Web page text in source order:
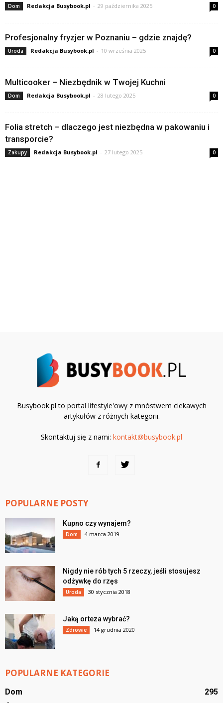
Dom Redakcja Busybook.pl - 29 października 2025 0
Profesjonalny fryzjer w Poznaniu – gdzie znajdę?
Uroda Redakcja Busybook.pl - 10 września 2025 0
Multicooker – Niezbędnik w Twojej Kuchni
Dom Redakcja Busybook.pl - 28 lutego 2025 0
Folia stretch – dlaczego jest niezbędna w pakowaniu i
transporcie?
Zakupy Redakcja Busybook.pl - 27 lutego 2025 0
Busybook.pl to portal lifestyle'owy z mnóstwem ciekawych
artykułów z różnych kategorii.
Skontaktuj się z nami: kontakt@busybook.pl
POPULARNE POSTY
Kupno czy wynajem?
Dom 4 marca 2019
Nigdy nie rób tych 5 rzeczy, jeśli stosujesz
odżywkę do rzęs
Uroda 30 stycznia 2018
Jaką orteza wybrać?
Zdrowie 14 grudnia 2020
POPULARNE KATEGORIE
Dom
295